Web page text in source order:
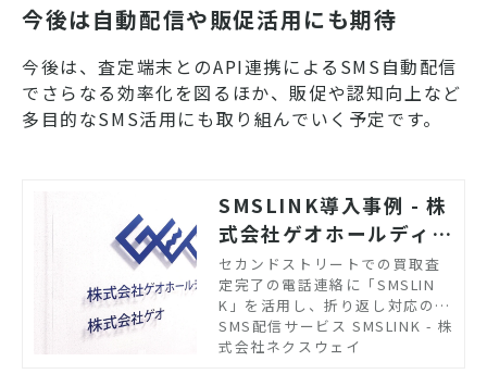
今後は自動配信や販促活用にも期待
今後は、査定端末とのAPI連携によるSMS自動配信
でさらなる効率化を図るほか、販促や認知向上など
多目的なSMS活用にも取り組んでいく予定です。
SMSLINK導入事例 - 株
式会社ゲオホールディン
グス
セカンドストリートでの買取査
定完了の電話連絡に「SMSLIN
K」を活用し、折り返し対応の負
担を削減。定型文機能で対応内
容を統一し、履歴管理も容易に
SMS配信サービス SMSLINK - 株
式会社ネクスウェイ